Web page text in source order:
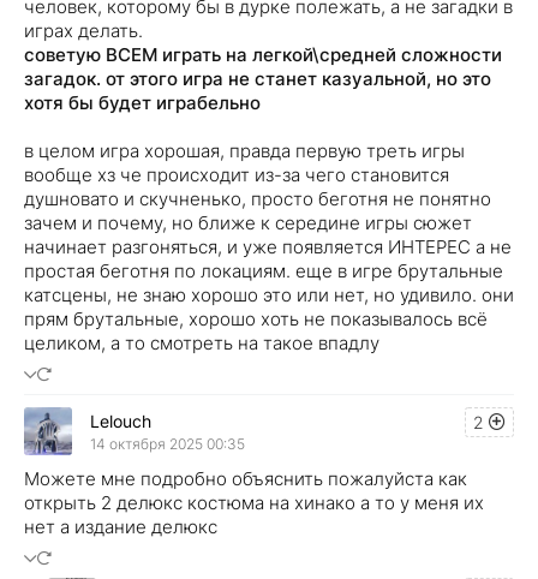
человек, которому бы в дурке полежать, а не загадки в
играх делать.
советую ВСЕМ играть на легкой\средней сложности
загадок. от этого игра не станет казуальной, но это
хотя бы будет играбельно
в целом игра хорошая, правда первую треть игры
вообще хз че происходит из-за чего становится
душновато и скучненько, просто беготня не понятно
зачем и почему, но ближе к середине игры сюжет
начинает разгоняться, и уже появляется ИНТЕРЕС а не
простая беготня по локациям. еще в игре брутальные
катсцены, не знаю хорошо это или нет, но удивило. они
прям брутальные, хорошо хоть не показывалось всё
целиком, а то смотреть на такое впадлу
2
Lelouch
14 октября 2025 00:35
Можете мне подробно объяснить пожалуйста как
открыть 2 делюкс костюма на хинако а то у меня их
нет а издание делюкс